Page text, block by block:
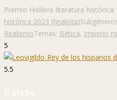
Premio Hislibris literatura histórica:
histórica 2023 (finalista)
RealismoTemas: Bética, Imperio
5
5.5
P. plebe